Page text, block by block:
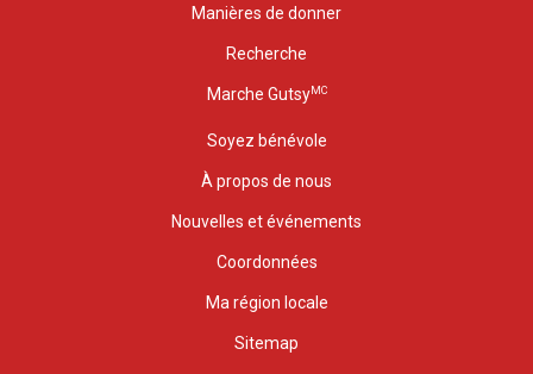
Manières de donner
Recherche
Marche GutsyMC
Soyez bénévole
À propos de nous
Nouvelles et événements
Coordonnées
Ma région locale
Sitemap